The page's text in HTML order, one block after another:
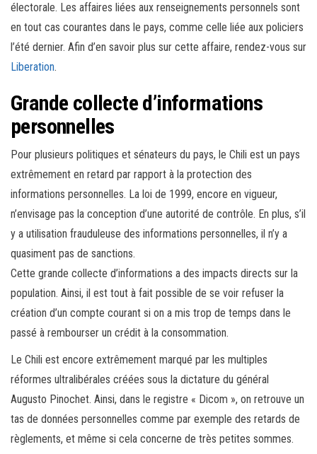
électorale. Les affaires liées aux renseignements personnels sont
en tout cas courantes dans le pays, comme celle liée aux policiers
l’été dernier. Afin d’en savoir plus sur cette affaire, rendez-vous sur
Liberation.
Grande collecte d’informations
personnelles
Pour plusieurs politiques et sénateurs du pays, le Chili est un pays
extrêmement en retard par rapport à la protection des
informations personnelles. La loi de 1999, encore en vigueur,
n’envisage pas la conception d’une autorité de contrôle. En plus, s’il
y a utilisation frauduleuse des informations personnelles, il n’y a
quasiment pas de sanctions.
Cette grande collecte d’informations a des impacts directs sur la
population. Ainsi, il est tout à fait possible de se voir refuser la
création d’un compte courant si on a mis trop de temps dans le
passé à rembourser un crédit à la consommation.
Le Chili est encore extrêmement marqué par les multiples
réformes ultralibérales créées sous la dictature du général
Augusto Pinochet. Ainsi, dans le registre « Dicom », on retrouve un
tas de données personnelles comme par exemple des retards de
règlements, et même si cela concerne de très petites sommes.